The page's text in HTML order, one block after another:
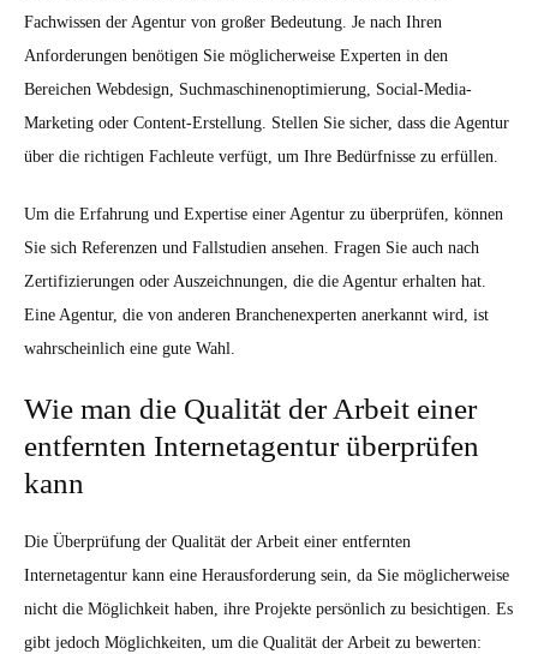
Fachwissen der Agentur von großer Bedeutung. Je nach Ihren
Anforderungen benötigen Sie möglicherweise Experten in den
Bereichen Webdesign, Suchmaschinenoptimierung, Social-Media-
Marketing oder Content-Erstellung. Stellen Sie sicher, dass die Agentur
über die richtigen Fachleute verfügt, um Ihre Bedürfnisse zu erfüllen.
Um die Erfahrung und Expertise einer Agentur zu überprüfen, können
Sie sich Referenzen und Fallstudien ansehen. Fragen Sie auch nach
Zertifizierungen oder Auszeichnungen, die die Agentur erhalten hat.
Eine Agentur, die von anderen Branchenexperten anerkannt wird, ist
wahrscheinlich eine gute Wahl.
Wie man die Qualität der Arbeit einer
entfernten Internetagentur überprüfen
kann
Die Überprüfung der Qualität der Arbeit einer entfernten
Internetagentur kann eine Herausforderung sein, da Sie möglicherweise
nicht die Möglichkeit haben, ihre Projekte persönlich zu besichtigen. Es
gibt jedoch Möglichkeiten, um die Qualität der Arbeit zu bewerten: